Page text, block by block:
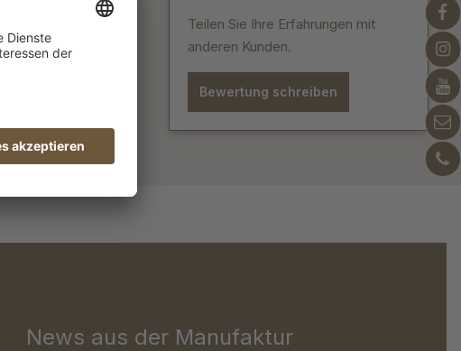
Teilen Sie Ihre Erfahrungen mit
anderen Kunden.
Bewertung schreiben
News aus der Manufaktur